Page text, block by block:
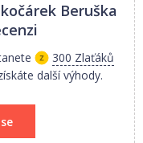
Beruška
300 Zlaťáků
další výhody.